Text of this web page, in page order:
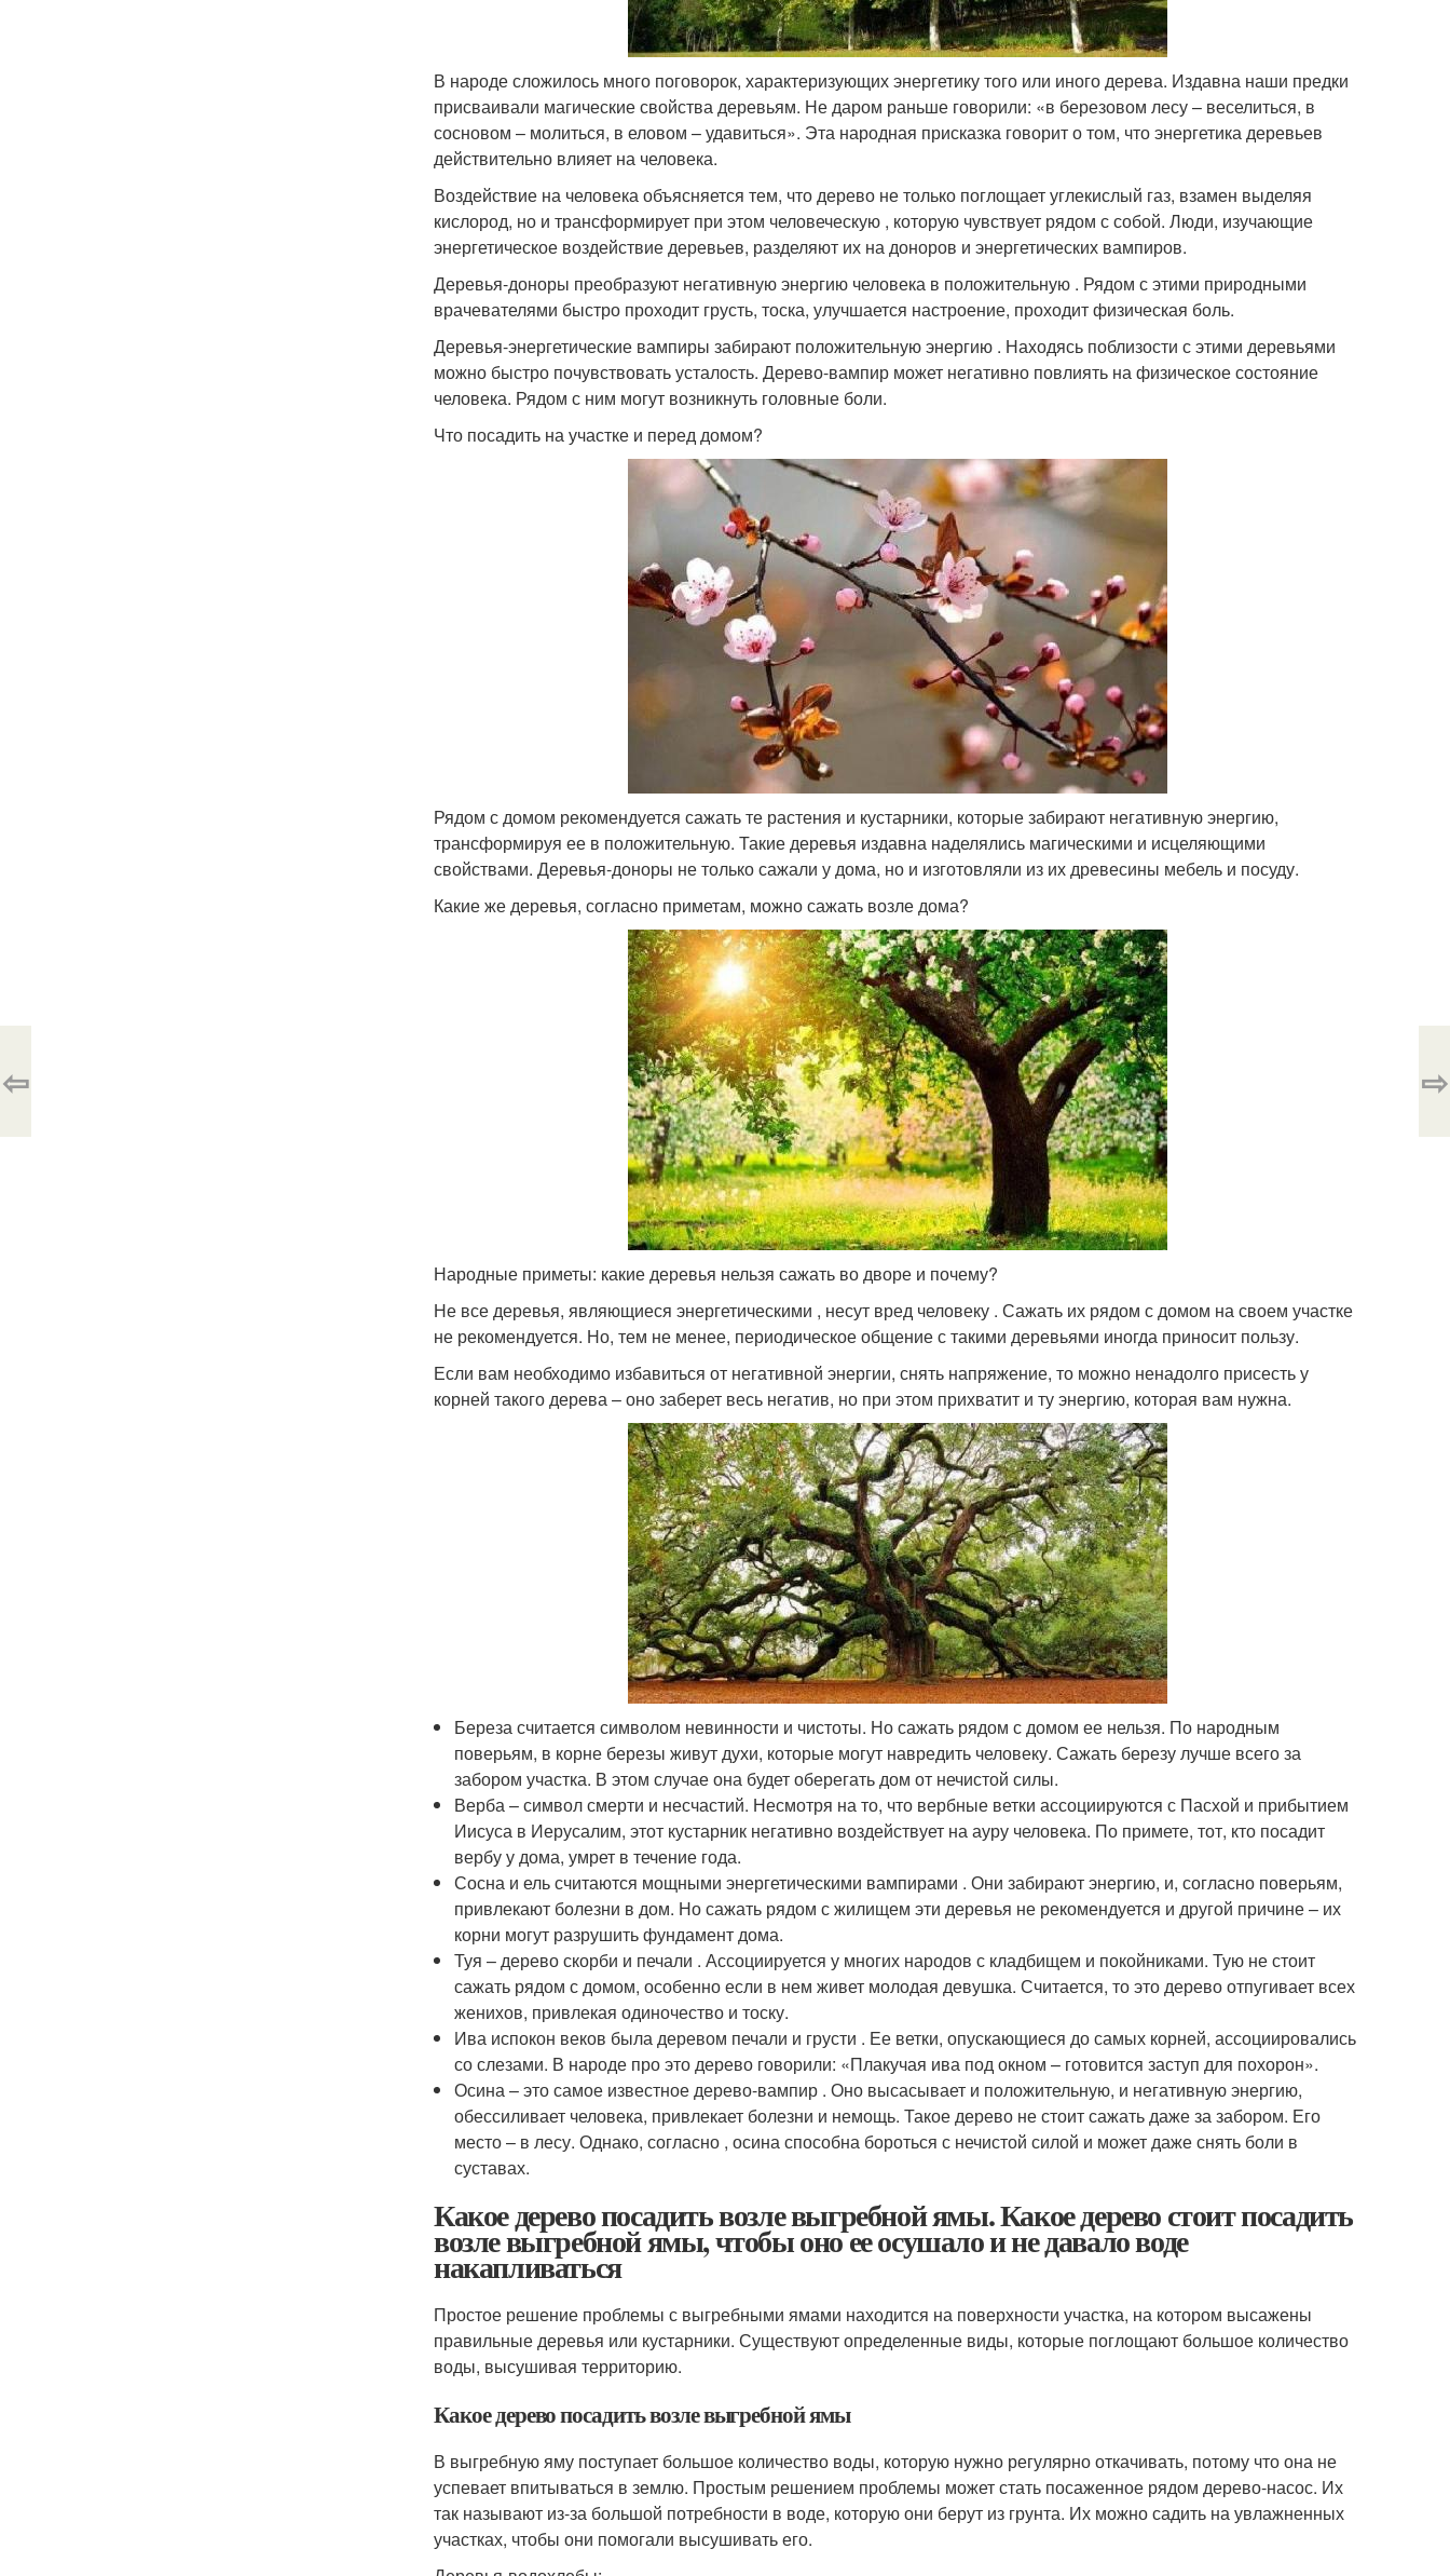
В народе сложилось много поговорок, характеризующих энергетику того или иного дерева. Издавна наши предки
присваивали магические свойства деревьям. Не даром раньше говорили: «в березовом лесу – веселиться, в
сосновом – молиться, в еловом – удавиться». Эта народная присказка говорит о том, что энергетика деревьев
действительно влияет на человека.
Воздействие на человека объясняется тем, что дерево не только поглощает углекислый газ, взамен выделяя
кислород, но и трансформирует при этом человеческую , которую чувствует рядом с собой. Люди, изучающие
энергетическое воздействие деревьев, разделяют их на доноров и энергетических вампиров.
Деревья-доноры преобразуют негативную энергию человека в положительную . Рядом с этими природными
врачевателями быстро проходит грусть, тоска, улучшается настроение, проходит физическая боль.
Деревья-энергетические вампиры забирают положительную энергию . Находясь поблизости с этими деревьями
можно быстро почувствовать усталость. Дерево-вампир может негативно повлиять на физическое состояние
человека. Рядом с ним могут возникнуть головные боли.
Что посадить на участке и перед домом?
Рядом с домом рекомендуется сажать те растения и кустарники, которые забирают негативную энергию,
трансформируя ее в положительную. Такие деревья издавна наделялись магическими и исцеляющими
свойствами. Деревья-доноры не только сажали у дома, но и изготовляли из их древесины мебель и посуду.
Какие же деревья, согласно приметам, можно сажать возле дома?
Народные приметы: какие деревья нельзя сажать во дворе и почему?
Не все деревья, являющиеся энергетическими , несут вред человеку . Сажать их рядом с домом на своем участке
не рекомендуется. Но, тем не менее, периодическое общение с такими деревьями иногда приносит пользу.
Если вам необходимо избавиться от негативной энергии, снять напряжение, то можно ненадолго присесть у
корней такого дерева – оно заберет весь негатив, но при этом прихватит и ту энергию, которая вам нужна.
Береза считается символом невинности и чистоты. Но сажать рядом с домом ее нельзя. По народным
поверьям, в корне березы живут духи, которые могут навредить человеку. Сажать березу лучше всего за
забором участка. В этом случае она будет оберегать дом от нечистой силы.
Верба – символ смерти и несчастий. Несмотря на то, что вербные ветки ассоциируются с Пасхой и прибытием
Иисуса в Иерусалим, этот кустарник негативно воздействует на ауру человека. По примете, тот, кто посадит
вербу у дома, умрет в течение года.
Сосна и ель считаются мощными энергетическими вампирами . Они забирают энергию, и, согласно поверьям,
привлекают болезни в дом. Но сажать рядом с жилищем эти деревья не рекомендуется и другой причине – их
корни могут разрушить фундамент дома.
Туя – дерево скорби и печали . Ассоциируется у многих народов с кладбищем и покойниками. Тую не стоит
сажать рядом с домом, особенно если в нем живет молодая девушка. Считается, то это дерево отпугивает всех
женихов, привлекая одиночество и тоску.
Ива испокон веков была деревом печали и грусти . Ее ветки, опускающиеся до самых корней, ассоциировались
со слезами. В народе про это дерево говорили: «Плакучая ива под окном – готовится заступ для похорон».
Осина – это самое известное дерево-вампир . Оно высасывает и положительную, и негативную энергию,
обессиливает человека, привлекает болезни и немощь. Такое дерево не стоит сажать даже за забором. Его
место – в лесу. Однако, согласно , осина способна бороться с нечистой силой и может даже снять боли в
суставах.
Какое дерево посадить возле выгребной ямы. Какое дерево стоит посадить
возле выгребной ямы, чтобы оно ее осушало и не давало воде
накапливаться
Простое решение проблемы с выгребными ямами находится на поверхности участка, на котором высажены
правильные деревья или кустарники. Существуют определенные виды, которые поглощают большое количество
воды, высушивая территорию.
Какое дерево посадить возле выгребной ямы
В выгребную яму поступает большое количество воды, которую нужно регулярно откачивать, потому что она не
успевает впитываться в землю. Простым решением проблемы может стать посаженное рядом дерево-насос. Их
так называют из-за большой потребности в воде, которую они берут из грунта. Их можно садить на увлажненных
участках, чтобы они помогали высушивать его.
⇦ ⇨